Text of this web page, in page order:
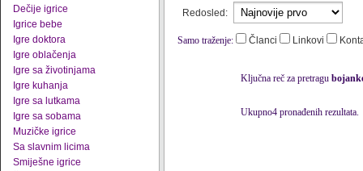
Dečije igrice
Igrice bebe
Igre doktora
Igre oblačenja
Igre sa životinjama
Igre kuhanja
Igre sa lutkama
Igre sa sobama
Muzičke igrice
Sa slavnim licima
Smiješne igrice
Redosled:
Samo traženje: Članci Linkovi
Ključna reč za pretragu
Ukupno4 pronađenih rezultata.